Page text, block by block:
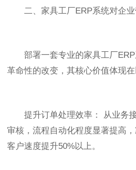
二、家具工厂ERP系统对企业
部署一套专业的家具工厂ERP
革命性的改变，其核心价值体现在
提升订单处理效率： 从业务接
审核，流程自动化程度显著提高
客户速度提升50%以上。